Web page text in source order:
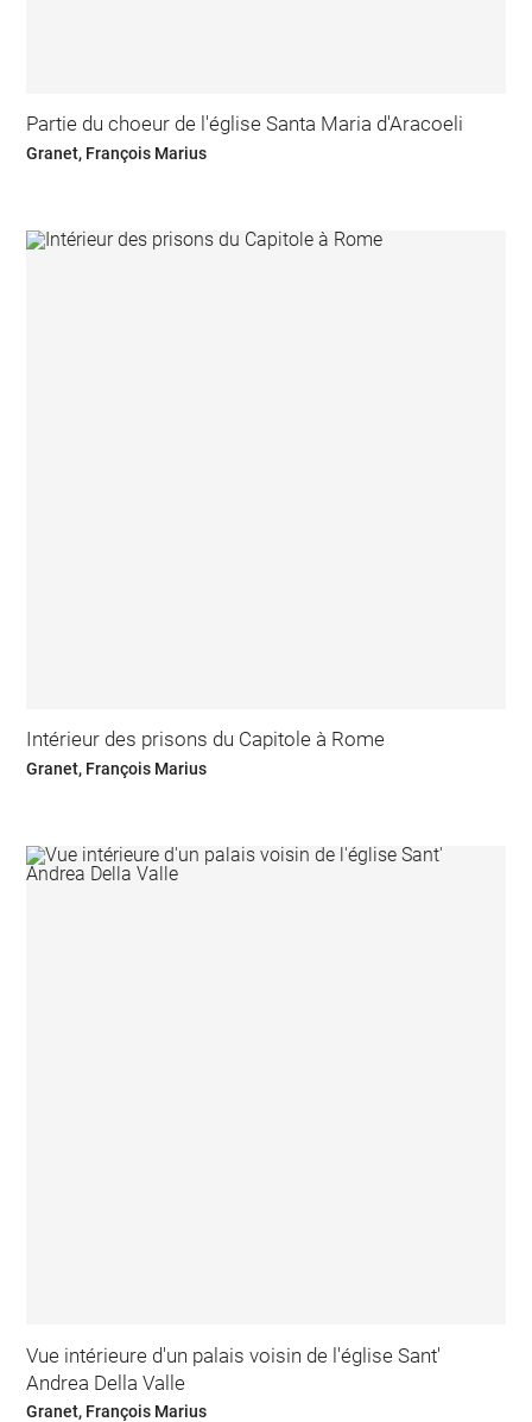
Partie du choeur de l'église Santa Maria d'Aracoeli
Granet, François Marius
Intérieur des prisons du Capitole à Rome
Granet, François Marius
Vue intérieure d'un palais voisin de l'église Sant'
Andrea Della Valle
Granet, François Marius